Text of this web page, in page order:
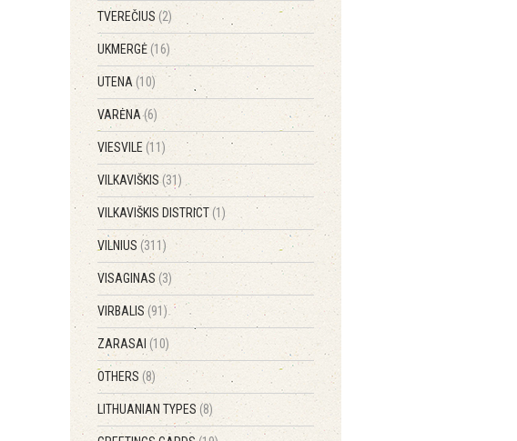
TVEREČIUS (2)
UKMERGĖ (16)
UTENA (10)
VARĖNA(6)
VIESVILE (11)
VILKAVIŠKIS(31)
VILKAVIŠKIS DISTRICT (1)
VILNIUS (311)
VISAGINAS (3)
VIRBALIS (91)
ZARASAI (10)
OTHERS (8)
LITHUANIAN TYPES (8)